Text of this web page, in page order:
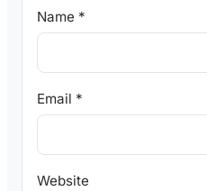
Name *
Email *
Website